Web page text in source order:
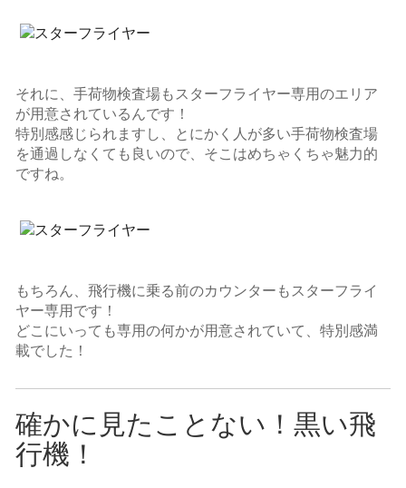
それに、手荷物検査場もスターフライヤー専用のエリア
が用意されているんです！
特別感感じられますし、とにかく人が多い手荷物検査場
を通過しなくても良いので、そこはめちゃくちゃ魅力的
ですね。
もちろん、飛行機に乗る前のカウンターもスターフライ
ヤー専用です！
どこにいっても専用の何かが用意されていて、特別感満
載でした！
確かに見たことない！黒い飛
行機！